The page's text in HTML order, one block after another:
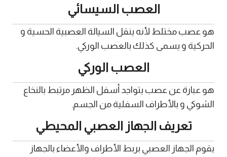
العصب السيسائي
هو عصب مختلط لأنه ينقل السيالة العصبية الحسية و
الحركية و يسمى كذلك بالعصب الوركي.
العصب الوركي
هو عبارة عن عصب يتواجد أسفل الظهر مرتبط بالنخاع
الشوكي و بالأطراف السفلية من الجسم.
تعريف الجهاز العصبي المحيطي
يقوم الجهاز العصبي بربط الأطراف والأعضاء بالجهاز